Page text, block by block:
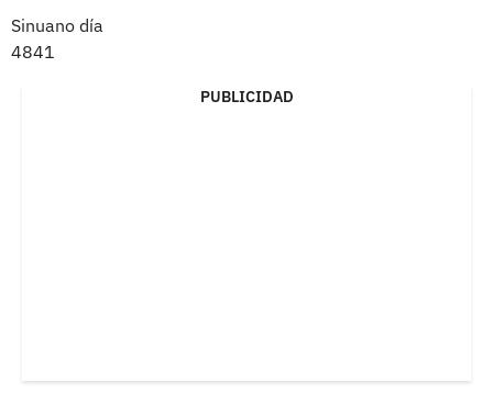
Sinuano día
4841
PUBLICIDAD